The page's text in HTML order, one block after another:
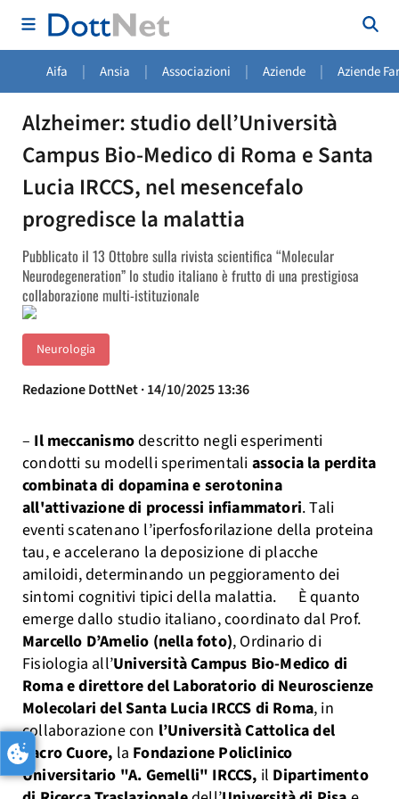
Aifa | Ansia | Associazioni | Aziende | Aziende
Alzheimer: studio dell’Università
Campus Bio-Medico di Roma e Santa
Lucia IRCCS, nel mesencefalo
progredisce la malattia
Pubblicato il 13 Ottobre sulla rivista scientifica “Molecular
Neurodegeneration” lo studio italiano è frutto di una prestigiosa
collaborazione multi-istituzionale
Neurologia
Redazione DottNet · 14/10/2025 13:36
– Il meccanismodescritto negli esperimenti
condotti su modelli sperimentali associa la perdita
combinata di dopamina e serotonina
all'attivazione di processi infiammatori. Tali
eventi scatenano l’iperfosforilazione della proteina
tau, e accelerano la deposizione di placche
amiloidi, determinando un peggioramento dei
sintomi cognitivi tipici della malattia. È quanto
emerge dallo studio italiano, coordinato dal Prof.
Marcello D’Amelio (nella foto), Ordinario di
Fisiologia all’Università Campus Bio-Medico di
Roma e direttore del Laboratorio di Neuroscienze
Molecolari del Santa Lucia IRCCS di Roma, in
collaborazione con l’Università Cattolica del
Sacro Cuore, la Fondazione Policlinico
Universitario "A. Gemelli" IRCCS, il Dipartimento